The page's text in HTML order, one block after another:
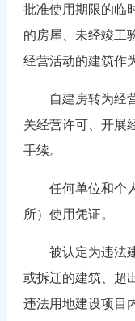
批准使用期限的临
的房屋、未经竣工
经营活动的建筑作
自建房转为经营
关经营许可、开展
手续。
任何单位和个人
所）使用凭证。
被认定为违法建
或拆迁的建筑、超
违法用地建设项目